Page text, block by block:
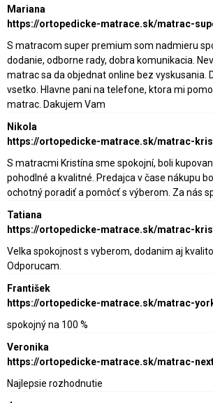
Mariana
https://ortopedicke-matrace.sk/matrac-
S matracom super premium som nadmieru
dodanie, odborne rady, dobra komunikacia.
matrac sa da objednat online bez vyskusania.
vsetko. Hlavne pani na telefone, ktora mi
matrac. Dakujem Vam
Nikola
https://ortopedicke-matrace.sk/matrac-
S matracmi Kristína sme spokojní, boli
pohodlné a kvalitné. Predajca v čase nákupu
ochotný poradiť a pomôcť s výberom. Za nás
Tatiana
https://ortopedicke-matrace.sk/matrac-
Velka spokojnost s vyberom, dodanim aj
Odporucam.
František
https://ortopedicke-matrace.sk/matrac-
spokojný na 100 %
Veronika
https://ortopedicke-matrace.sk/matrac-
Najlepsie rozhodnutie